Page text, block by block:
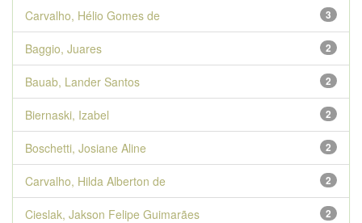
3
Carvalho, Hélio Gomes de
2
Baggio, Juares
2
Bauab, Lander Santos
2
Biernaski, Izabel
2
Boschetti, Josiane Aline
2
Carvalho, Hilda Alberton de
2
Cieslak, Jakson Felipe Guimarães